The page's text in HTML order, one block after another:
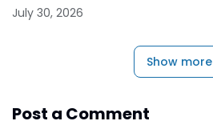
July 30, 2026
Show more
Post a Comment